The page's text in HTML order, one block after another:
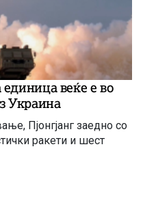
единица веќе е во
Украина
Пјонгјанг заедно со
ракети и шест